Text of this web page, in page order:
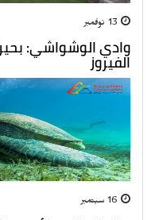
وادي الوشواشي:
الفيروز